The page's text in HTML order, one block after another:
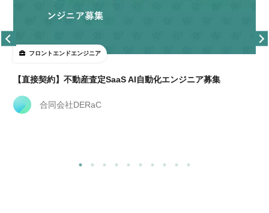
フロントエンドエンジニア
【直接契約】不動産査定SaaS AI自動化エンジニア募集
合同会社DERaC